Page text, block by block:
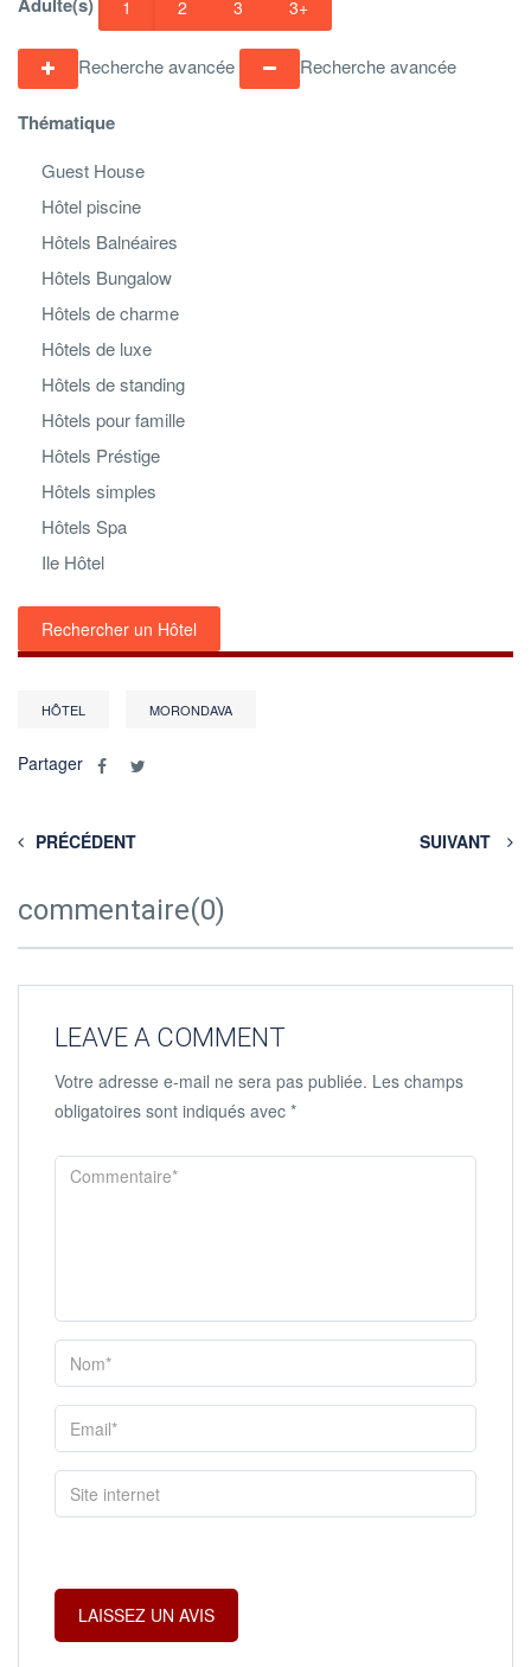
1 2 3 3+
Recherche avancée Recherche avancée
Thématique
Guest House
Hôtel piscine
Hôtels Balnéaires
Hôtels Bungalow
Hôtels de charme
Hôtels de luxe
Hôtels de standing
Hôtels pour famille
Hôtels Préstige
Hôtels simples
Hôtels Spa
Ile Hôtel
Rechercher un Hôtel
HÔTEL MORONDAVA
Partager
PRÉCÉDENT SUIVANT
commentaire(0)
LEAVE A COMMENT
Votre adresse e-mail ne sera pas publiée. Les champs
obligatoires sont indiqués avec *